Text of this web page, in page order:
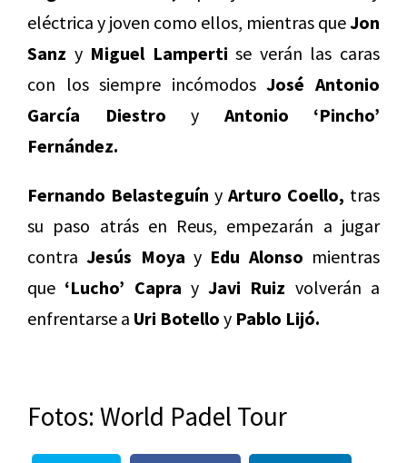
eléctrica y joven como ellos, mientras queJon
Sanz y Miguel Lamperti se verán las caras
con los siempre incómodosJosé Antonio
García Diestro y Antonio ‘Pincho’
Fernández.
Fernando Belasteguín y Arturo Coello, tras
su paso atrás en Reus, empezarán a jugar
contraJesús Moya y Edu Alonso mientras
que ‘Lucho’ Capra yJavi Ruiz volverán a
enfrentarse a Uri Botello y Pablo Lijó.
Fotos: World Padel Tour